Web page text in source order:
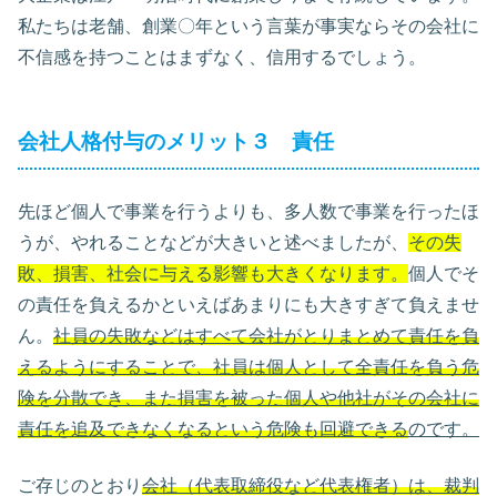
私たちは老舗、創業〇年という言葉が事実ならその会社に
不信感を持つことはまずなく、信用するでしょう。
会社人格付与のメリット３ 責任
先ほど個人で事業を行うよりも、多人数で事業を行ったほ
うが、やれることなどが大きいと述べましたが、 その失
敗、損害、社会に与える影響も大きくなります。 個人でそ
の責任を負えるかといえばあまりにも大きすぎて負えませ
ん。 社員の失敗などはすべて会社がとりまとめて責任を負
えるようにすることで、社員は個人として全責任を負う危
険を分散でき、また損害を被った個人や他社がその会社に
責任を追及できなくなるという危険も回避できるのです。
ご存じのとおり 会社（代表取締役など代表権者）は、裁判